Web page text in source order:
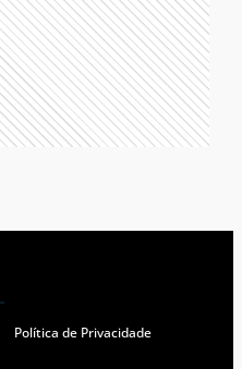
Política de Privacidade